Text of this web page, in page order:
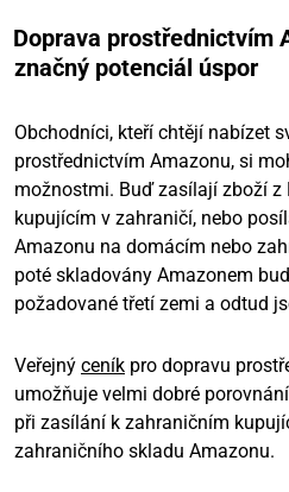
Doprava prostřednictvím
značný potenciál úspor
Obchodníci, kteří chtějí nabízet
prostřednictvím Amazonu, si
možnostmi. Buď zasílají zboží z
kupujícím v zahraničí, nebo
Amazonu na domácím nebo
poté skladovány Amazonem
požadované třetí zemi a odtud
Veřejný ceník pro dopravu
umožňuje velmi dobré
při zasílání k zahraničním
zahraničního skladu Amazonu.